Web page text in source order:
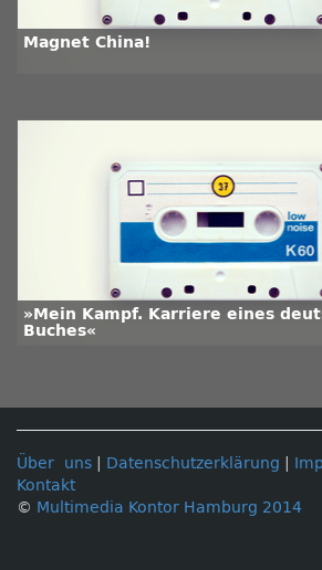
Magnet China!
»Mein Kampf. Karriere eines
Buches«
Über uns Datenschutzerklärung
Kontakt
© Multimedia Kontor Hamburg 2014